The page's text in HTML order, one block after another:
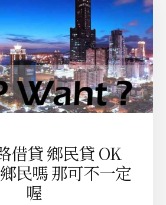
借
款
汽
車
借
貸
所
需
流
典
當
說
明
借貸 鄉民貸 OK
民嗎 那可不一定
喔